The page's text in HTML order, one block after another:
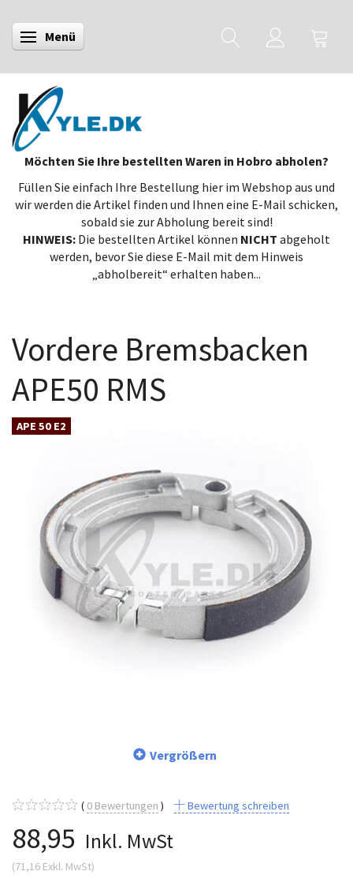
Anzeige ändern
Menü
Möchten Sie Ihre bestellten Waren in Hobro abholen?
Füllen Sie einfach Ihre Bestellung hier im Webshop aus und
wir werden die Artikel finden und Ihnen eine E-Mail schicken,
sobald sie zur Abholung bereit sind!
HINWEIS: Die bestellten Artikel können NICHT abgeholt
werden, bevor Sie diese E-Mail mit dem Hinweis
„abholbereit“ erhalten haben...
Vordere Bremsbacken
APE50 RMS
APE 50 E2
Vergrößern
0 Bewertungen Bewertung schreiben
88,95 Inkl. MwSt
(71,16 Exkl. MwSt)